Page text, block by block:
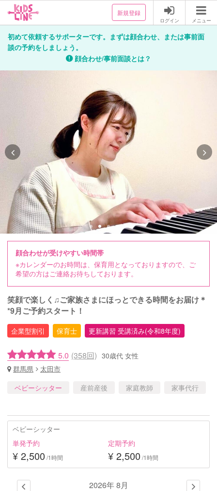
新規登録
ログイン メニュー
初めて依頼するサポーターです。まずは顔合わせ、または事前面
談の予約をしましょう。
顔合わせ/事前面談とは？
顔合わせが受けやすい時間帯
※カレンダーのお時間は、保育用となっておりますので、ご
希望の方はご連絡お待ちしております。
笑顔で楽しく♫ご家族さまにほっとできる時間をお届け＊
*9月ご予約スタート！
企業型割引 保育士 更新講習 受講済み(令和8年度)
5.0 (358回) 30歳代 女性
群馬県
太田市
ベビーシッター
産前産後 家庭教師 家事代行
ベビーシッター
単発予約
¥ 2,500 /1時間
定期予約
¥ 2,500 /1時間
2026年 8月